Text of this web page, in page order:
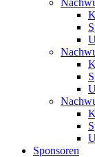
Sponsoren